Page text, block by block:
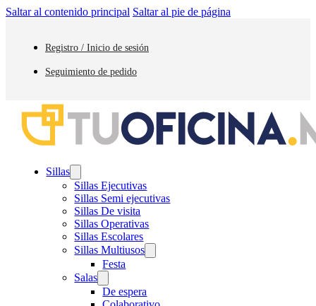
Saltar al contenido principal Saltar al pie de página
Registro / Inicio de sesión
Seguimiento de pedido
Sillas
Sillas Ejecutivas
Sillas Semi ejecutivas
Sillas De visita
Sillas Operativas
Sillas Escolares
Sillas Multiusos
Festa
Salas
De espera